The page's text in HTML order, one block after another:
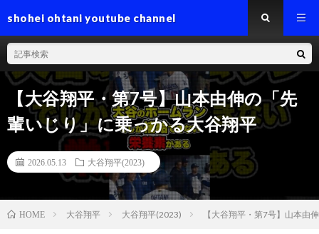
shohei ohtani youtube channel
【大谷翔平・第7号】山本由伸の「先
輩いじり」に乗っかる大谷翔平
2026.05.13 大谷翔平(2023)
HOME 大谷翔平 大谷翔平(2023) 【大谷翔平・第7号】山本由